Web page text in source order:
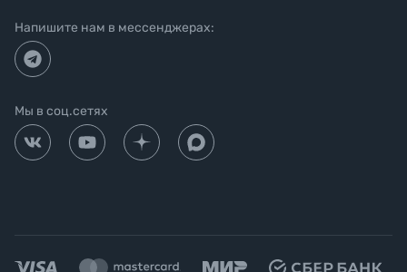
Напишите нам в мессенджерах:
Мы в соц.сетях